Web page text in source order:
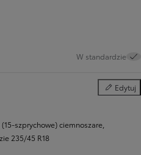
W standardzie
Edytuj
Koła
szprychowe) ciemnoszare,
235/45 R18